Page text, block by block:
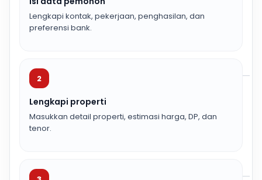
Lengkapi kontak, pekerjaan, penghasilan, dan
preferensi bank.
2
Lengkapi properti
Masukkan detail properti, estimasi harga, DP, dan
tenor.